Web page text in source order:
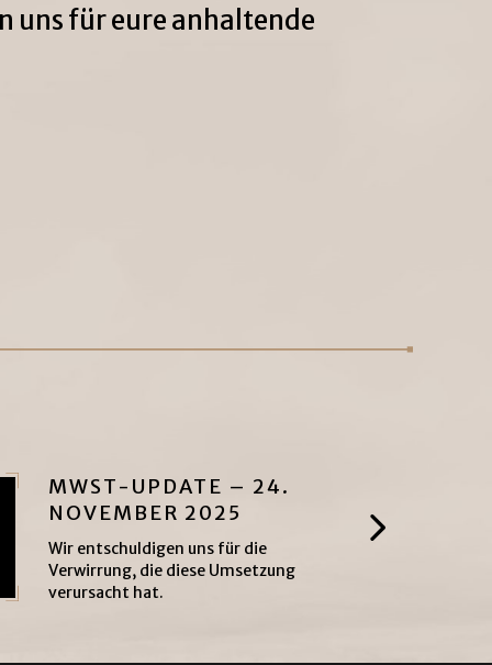
uns für eure anhaltende
MWST-UPDATE – 24.
NOVEMBER 2025
Wir entschuldigen uns für die
Verwirrung, die diese Umsetzung
verursacht hat.